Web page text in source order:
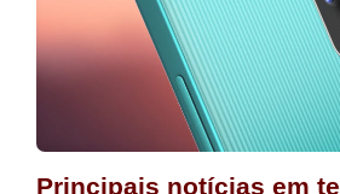
Principais notícias em